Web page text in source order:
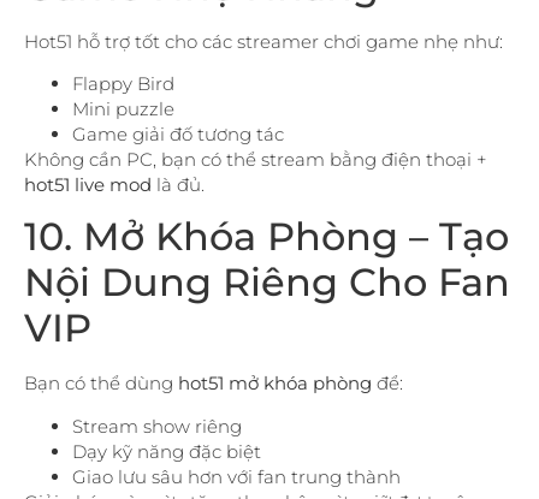
Hot51 hỗ trợ tốt cho các streamer chơi game nhẹ như:
Flappy Bird
Mini puzzle
Game giải đố tương tác
Không cần PC, bạn có thể stream bằng điện thoại +
hot51 live mod là đủ.
10. Mở Khóa Phòng – Tạo
Nội Dung Riêng Cho Fan
VIP
Bạn có thể dùng hot51 mở khóa phòng để:
Stream show riêng
Dạy kỹ năng đặc biệt
Giao lưu sâu hơn với fan trung thành